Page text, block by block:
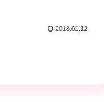
2018.01.12